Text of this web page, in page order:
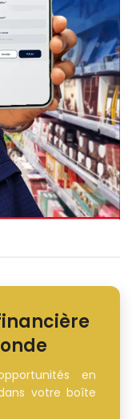
en
votre boîte